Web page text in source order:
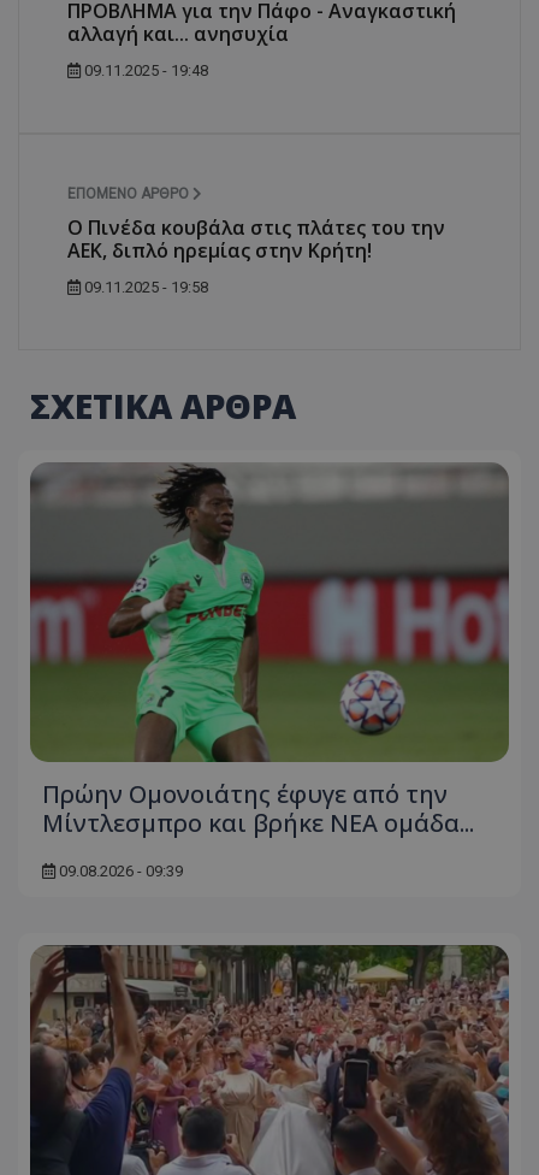
ΠΡΟΒΛΗΜΑ για την Πάφο - Αναγκαστική
αλλαγή και... ανησυχία
09.11.2025 - 19:48
ΕΠΌΜΕΝΟ ΆΡΘΡΟ
Ο Πινέδα κουβάλα στις πλάτες του την
ΑΕΚ, διπλό ηρεμίας στην Κρήτη!
09.11.2025 - 19:58
ΣΧΕΤΙΚΑ ΑΡΘΡΑ
Πρώην Ομονοιάτης έφυγε από την
Μίντλεσμπρο και βρήκε ΝΕΑ ομάδα...
09.08.2026 - 09:39